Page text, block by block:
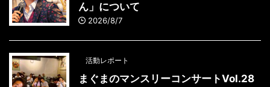
ん」について
2026/8/7
活動レポート
まぐまのマンスリーコンサートVol.28